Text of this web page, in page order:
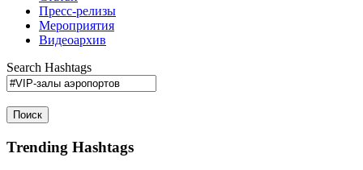
Пресс-релизы
Мероприятия
Видеоархив
Search Hashtags
Поиск
Trending Hashtags